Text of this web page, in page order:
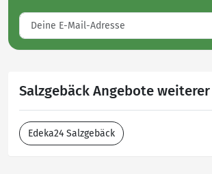
Salzgebäck Angebote
Edeka24 Salzgebäck